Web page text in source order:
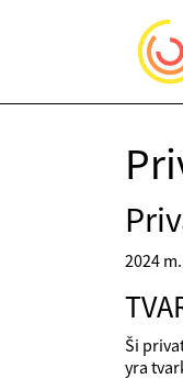
2024
Ši
yra